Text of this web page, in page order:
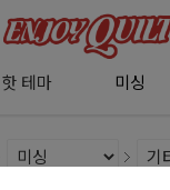
핫 테마 미싱